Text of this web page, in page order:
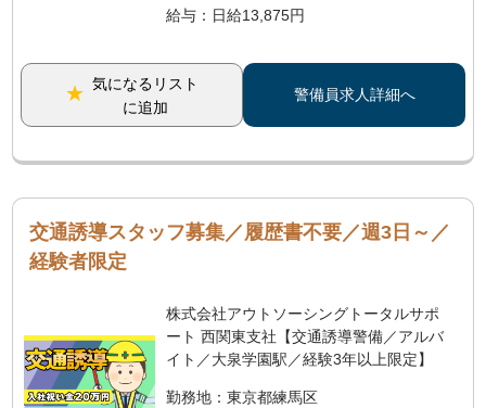
給与：日給13,875円
気になるリスト
に追加
警備員求人詳細へ
交通誘導スタッフ募集／履歴書不要／週3日～／
経験者限定
株式会社アウトソーシングトータルサポ
ート 西関東支社【交通誘導警備／アルバ
イト／大泉学園駅／経験3年以上限定】
勤務地：東京都練馬区